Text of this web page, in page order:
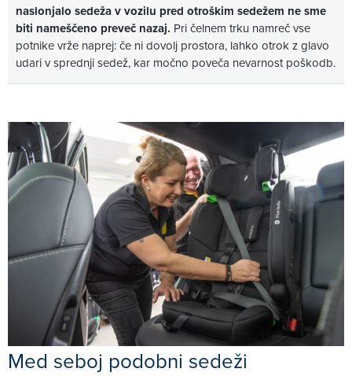
naslonjalo sedeža v vozilu pred otroškim sedežem ne sme
biti nameščeno preveč nazaj. Pri čelnem trku namreč vse
potnike vrže naprej: če ni dovolj prostora, lahko otrok z glavo
udari v sprednji sedež, kar močno poveča nevarnost poškodb.
Med seboj podobni sedeži